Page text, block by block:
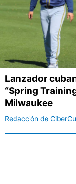
Lanzador
“Spring
Milwaukee
Redacción de